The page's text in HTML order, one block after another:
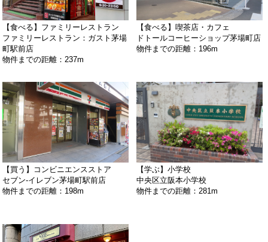
【食べる】ファミリーレストラン
ファミリーレストラン：ガスト茅場
町駅前店
物件までの距離：237m
【食べる】喫茶店・カフェ
ドトールコーヒーショップ茅場町店
物件までの距離：196m
【買う】コンビニエンスストア
セブン‐イレブン茅場町駅前店
物件までの距離：198m
【学ぶ】小学校
中央区立阪本小学校
物件までの距離：281m